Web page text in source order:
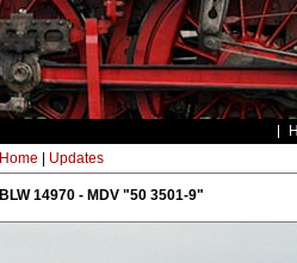
Home Updates
BLW 14970 - MDV "50 3501-9"